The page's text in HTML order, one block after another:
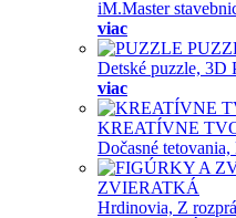
iM.Master
viac
Detské puzzle, 3D
viac
KREATÍVNE
Dočasné tetovania,
ZVIERATKÁ
Hrdinovia, Z